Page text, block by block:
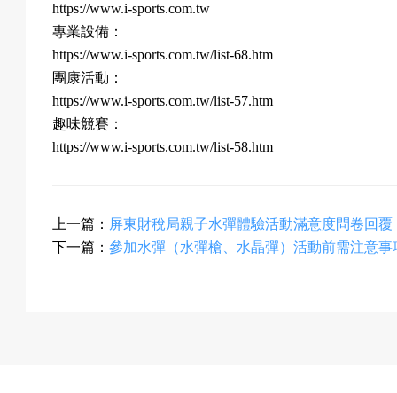
https://www.i-sports.com.tw
專業設備：
https://www.i-sports.com.tw/list-68.htm
團康活動：
https://www.i-sports.com.tw/list-57.htm
趣味競賽：
https://www.i-sports.com.tw/list-58.htm
上一篇： 屏東財稅局親子水彈體驗活動滿意度問卷回覆
下一篇：參加水彈（水彈槍、水晶彈）活動前需注意事